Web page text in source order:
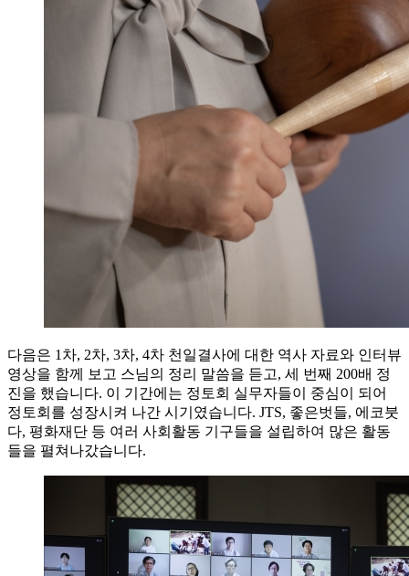
다음은 1차, 2차, 3차, 4차 천일결사에 대한 역사 자료와 인터뷰
영상을 함께 보고 스님의 정리 말씀을 듣고, 세 번째 200배 정
진을 했습니다. 이 기간에는 정토회 실무자들이 중심이 되어
정토회를 성장시켜 나간 시기였습니다. JTS, 좋은벗들, 에코붓
다, 평화재단 등 여러 사회활동 기구들을 설립하여 많은 활동
들을 펼쳐나갔습니다.